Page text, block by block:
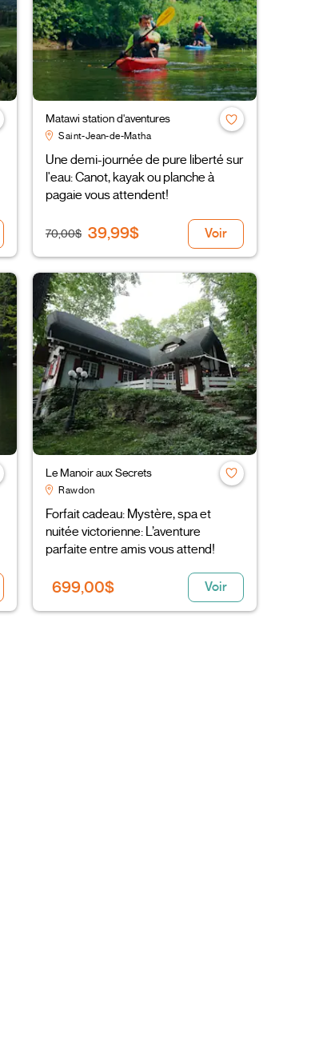
Matawi station d'aventures
Saint-Jean-de-Matha
Une demi-journée de pure liberté sur
l'eau: Canot, kayak ou planche à
pagaie vous attendent!
70,00$ 39,99$ Voir
Le Manoir aux Secrets
Rawdon
Forfait cadeau: Mystère, spa et
nuitée victorienne: L’aventure
parfaite entre amis vous attend!
699,00$ Voir